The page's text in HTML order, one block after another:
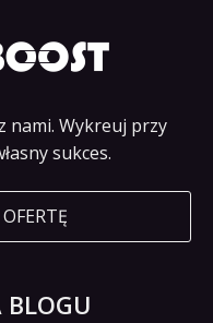
nami. Wykreuj przy
sukces.
BLOGU